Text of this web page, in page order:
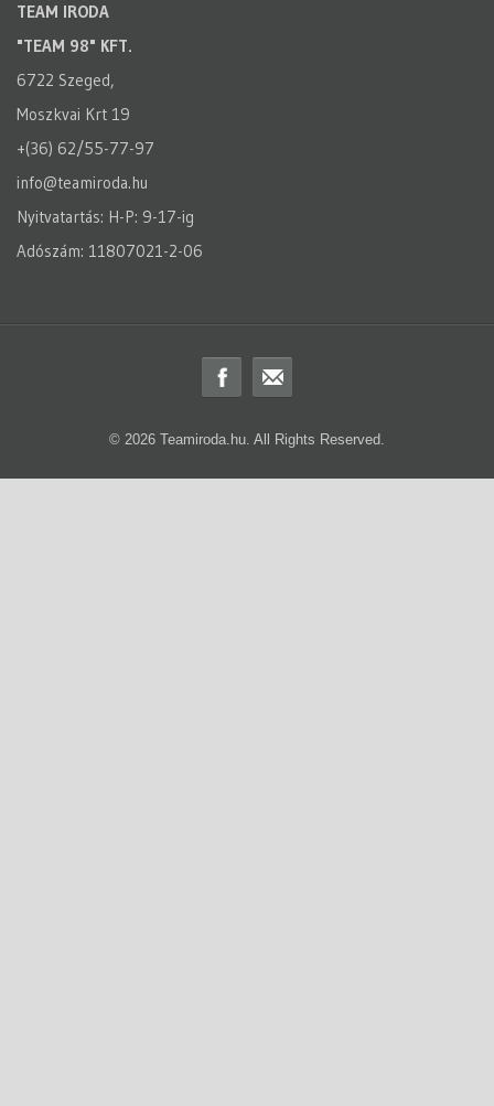
TEAM IRODA
"TEAM 98" KFT.
6722 Szeged,
Moszkvai Krt 19
+(36) 62/55-77-97
info@teamiroda.hu
Nyitvatartás: H-P: 9-17-ig
Adószám: 11807021-2-06
© 2026 Teamiroda.hu. All Rights Reserved.